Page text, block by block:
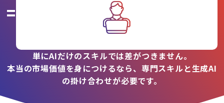
=
単にAIだけのスキルでは差がつきません。
本当の市場価値を身につけるなら、専門スキルと生成AI
の掛け合わせが必要です。